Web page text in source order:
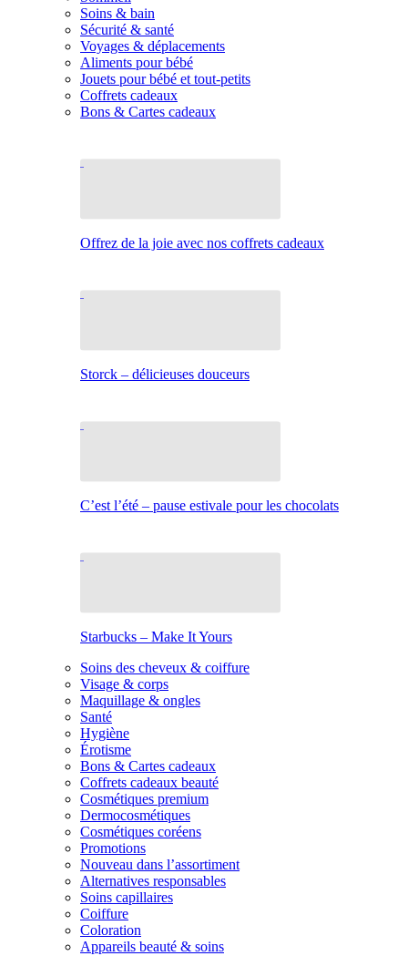
Soins & bain
Sécurité & santé
Voyages & déplacements
Aliments pour bébé
Jouets pour bébé et tout-petits
Coffrets cadeaux
Bons & Cartes cadeaux
Offrez de la joie avec nos coffrets cadeaux
Storck – délicieuses douceurs
C’est l’été – pause estivale pour les chocolats
Starbucks – Make It Yours
Soins des cheveux & coiffure
Visage & corps
Maquillage & ongles
Santé
Hygiène
Érotisme
Bons & Cartes cadeaux
Coffrets cadeaux beauté
Cosmétiques premium
Dermocosmétiques
Cosmétiques coréens
Promotions
Nouveau dans l’assortiment
Alternatives responsables
Soins capillaires
Coiffure
Coloration
Appareils beauté & soins